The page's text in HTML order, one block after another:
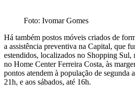
Foto: Ivomar Gomes
Há também postos móveis criados de
a assistência preventiva na Capital, que
estendidos, localizados no Shopping Sul,
no Home Center Ferreira Costa, às
pontos atendem à população de segunda
21h, e aos sábados, até 16h.